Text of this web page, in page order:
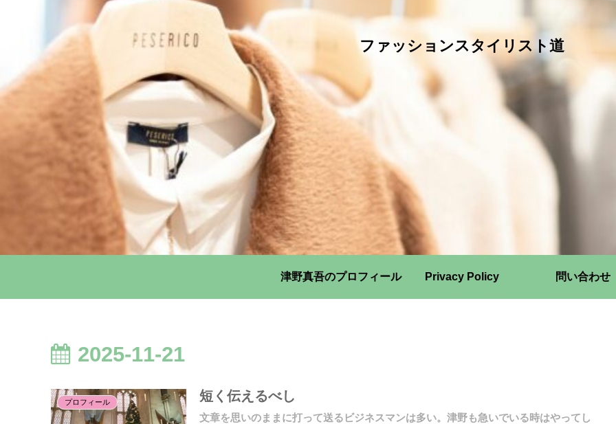
ファッションスタイリスト道
津野真吾のプロフィール Privacy Policy 問い合わせ
2025-11-21
プロフィール 短く伝えるべし
文章を思いのままに打って送るビジネスマンは多い。津野も急いでいる時はやってし